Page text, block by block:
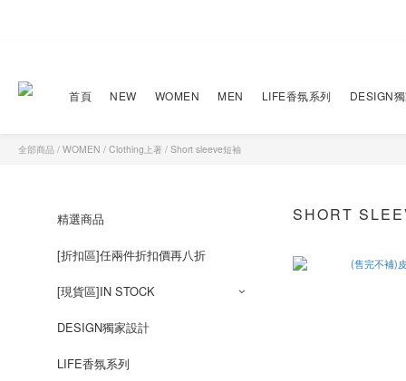
首頁 NEW WOMEN MEN LIFE香氛系列 DESIGN
全部商品 / WOMEN / Clothing上著 / Short sleeve短袖
精選商品
[折扣區]任兩件折扣價再八折
[現貨區]IN STOCK
DESIGN獨家設計
LIFE香氛系列
SHORT